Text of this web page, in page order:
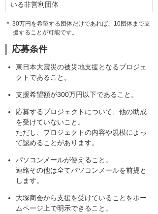
いる非営利団体
＊ 30万円を希望する団体だけであれば、10団体まで支
援することが可能です。
応募条件
東日本大震災の被災地支援となるプロジェ
クトであること。
支援希望額が300万円以下であること。
応募するプロジェクトについて、他の助成
を受けていないこと。
ただし、プロジェクトの内容や規模によっ
て認めることがあります。
パソコンメールが使えること。
連絡その他は全てパソコンメールを前提と
します。
大塚商会から支援を受けていることをホー
ムページ上で明示できること。